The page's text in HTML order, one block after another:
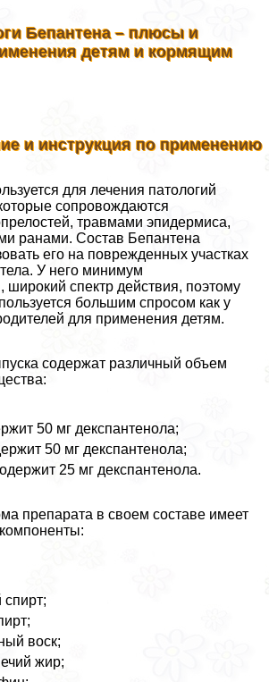
Бепантена – плюсы и
детям и кормящим
и инструкция по применению
для лечения патологий
сопровождаются
травмами эпидермиса,
ранами. Состав Бепантена
его на поврежденных участках
У него минимум
широкий спектр действия, поэтому
большим спросом как у
для применения детям.
содержат различный объем
50 мг декспантенола;
50 мг декспантенола;
25 мг декспантенола.
препарата в своем составе имеет
воск;
жир;